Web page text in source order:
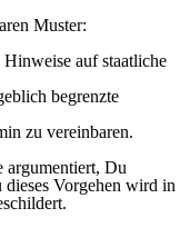
Muster:
auf staatliche
begrenzte
zu vereinbaren.
argumentiert, Du
Vorgehen wird in